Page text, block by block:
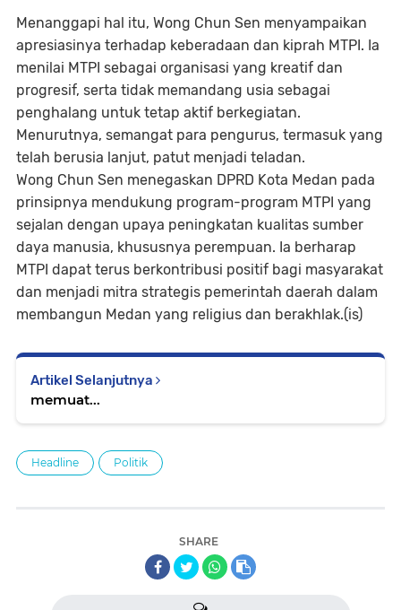
Menanggapi hal itu, Wong Chun Sen menyampaikan
apresiasinya terhadap keberadaan dan kiprah MTPI. Ia
menilai MTPI sebagai organisasi yang kreatif dan
progresif, serta tidak memandang usia sebagai
penghalang untuk tetap aktif berkegiatan.
Menurutnya, semangat para pengurus, termasuk yang
telah berusia lanjut, patut menjadi teladan.
Wong Chun Sen menegaskan DPRD Kota Medan pada
prinsipnya mendukung program-program MTPI yang
sejalan dengan upaya peningkatan kualitas sumber
daya manusia, khususnya perempuan. Ia berharap
MTPI dapat terus berkontribusi positif bagi masyarakat
dan menjadi mitra strategis pemerintah daerah dalam
membangun Medan yang religius dan berakhlak.(is)
Artikel Selanjutnya
memuat...
Headline Politik
SHARE